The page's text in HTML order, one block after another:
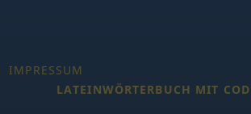
IMPRESSUM
LATEINWÖRTERBUCH MIT